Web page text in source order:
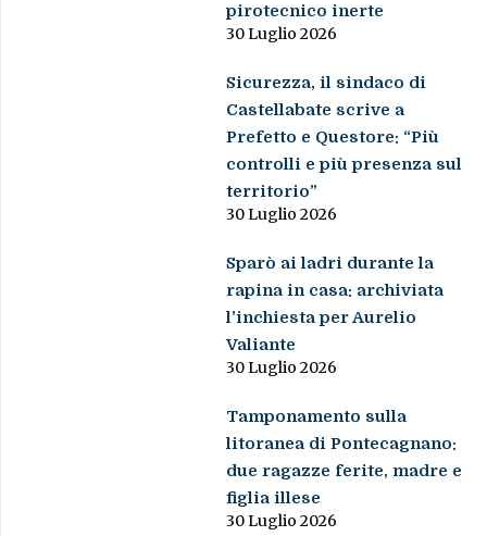
pirotecnico inerte
30 Luglio 2026
Sicurezza, il sindaco di
Castellabate scrive a
Prefetto e Questore: “Più
controlli e più presenza sul
territorio”
30 Luglio 2026
Sparò ai ladri durante la
rapina in casa: archiviata
l’inchiesta per Aurelio
Valiante
30 Luglio 2026
Tamponamento sulla
litoranea di Pontecagnano:
due ragazze ferite, madre e
figlia illese
30 Luglio 2026